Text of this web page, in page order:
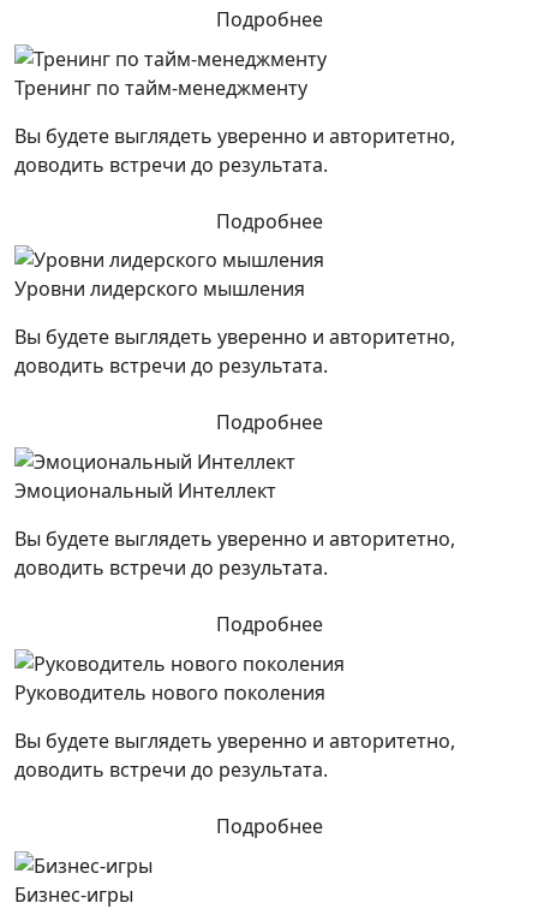
Подробнее
Тренинг по тайм-менеджменту
Вы будете выглядеть уверенно и авторитетно,
доводить встречи до результата.
Подробнее
Уровни лидерского мышления
Вы будете выглядеть уверенно и авторитетно,
доводить встречи до результата.
Подробнее
Эмоциональный Интеллект
Вы будете выглядеть уверенно и авторитетно,
доводить встречи до результата.
Подробнее
Руководитель нового поколения
Вы будете выглядеть уверенно и авторитетно,
доводить встречи до результата.
Подробнее
Бизнес-игры